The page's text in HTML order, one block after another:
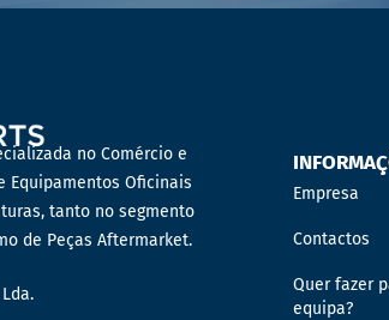
no Comércio e
Equipamentos Oficinais
tanto no segmento
de Peças Aftermarket.
Empresa
Contactos
Quer fazer
equipa?